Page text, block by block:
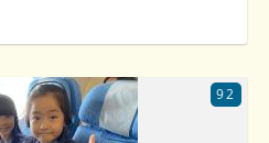
92